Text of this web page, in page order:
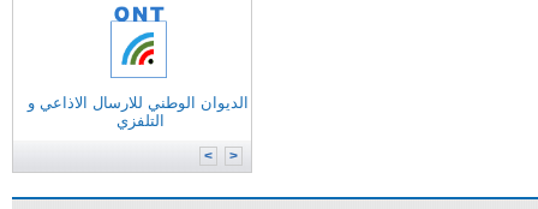
تكنولوجيات الاتصال
الديوان الوطني للارسال الاذاعي و
التلفزي